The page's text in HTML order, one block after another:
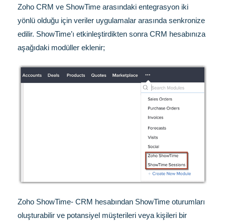
Zoho CRM ve ShowTime arasındaki entegrasyon iki
yönlü olduğu için veriler uygulamalar arasında senkronize
edilir. ShowTime’ı etkinleştirdikten sonra CRM hesabınıza
aşağıdaki modüller eklenir;
Zoho ShowTime- CRM hesabından ShowTime oturumları
oluşturabilir ve potansiyel müşterileri veya kişileri bir